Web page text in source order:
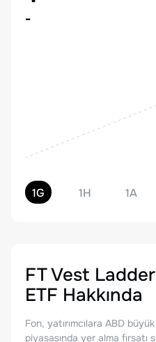
-
1G 1H 1A
FT Vest
ETF Hakkında
Fon, yatırımcılara ABD
piyasasında yer alma fırsatı